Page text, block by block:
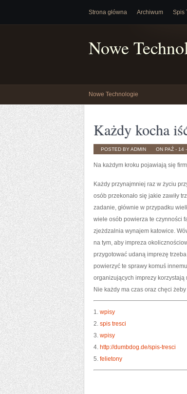
Strona główna Archiwum Spis
Nowe
Nowe Technologie
Każdy kocha
POSTED BY ADMIN ON PAŹ - 14
Na każdym kroku pojawiają się
Każdy przynajmniej raz w życiu
osób przekonało się jakie zawiły
zadanie, głównie w przypadku
wiele osób powierza te czynności
zjeżdzalnia wynajem katowice.
na tym, aby impreza
przygotować udaną imprezę
powierzyć te sprawy komuś
organizujących imprezy korzystają
Nie każdy ma czas oraz chęci
1. wpisy
2. spis tresci
3. wpisy
4. http://dumbdog.de/spis-tresci
5. felietony